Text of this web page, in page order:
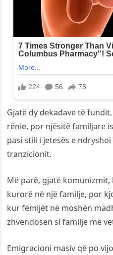
Gjatë dy dekadave të
rënie, por njësitë familjare
pasi stili i jetesës e
tranzicionit.
Më parë, gjatë komunizmit,
kurorë në një familje, por
kur fëmijët në moshën
zhvendosen si familje më
Emigracioni masiv që po